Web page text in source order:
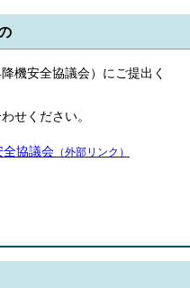
機安全協議会）にご提出く
せください。
協議会 （外部リンク）